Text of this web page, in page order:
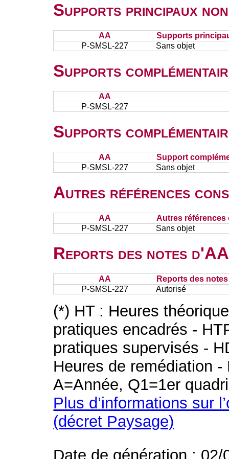
Supports principaux
AA
Supports
P-SMSL-227
Sans objet
Supports
AA
P-SMSL-227
Supports
AA
Support
P-SMSL-227
Sans objet
Autres références
AA
Autres références
P-SMSL-227
Sans objet
Reports des notes
AA
Reports des
P-SMSL-227
Autorisé
(*) HT : Heures
pratiques encadrés -
pratiques supervisés -
Heures de remédiation
A=Année, Q1=1er
Plus d’informations sur
(décret Paysage)
Date de génération : 02/